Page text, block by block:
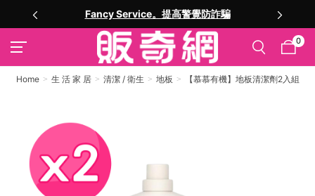
Fancy Service。提高警覺防詐騙
0
Home 生 活 家 居 清潔 / 衛生 地板 【慕慕有機】地板清潔劑2入組